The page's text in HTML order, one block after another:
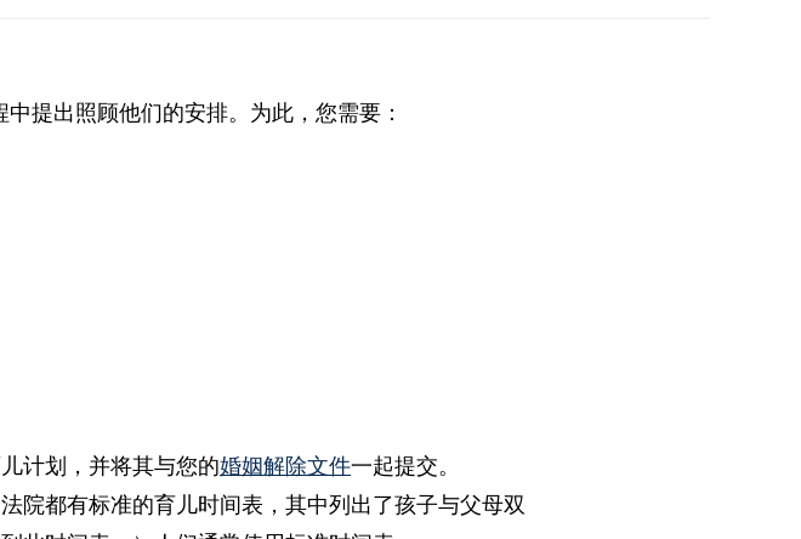
提出照顾他们的安排。为此，您需要：
计划，并将其与您的婚姻解除文件一起提交。
院都有标准的育儿时间表，其中列出了孩子与父母双